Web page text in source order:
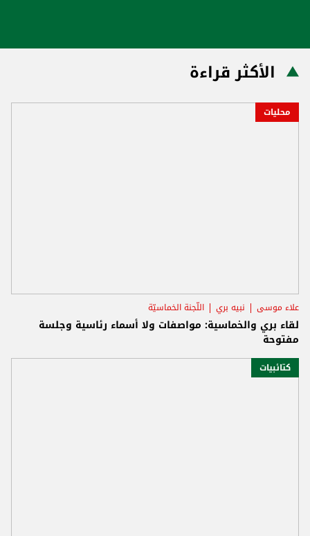
الأكثر قراءة
محليات
علاء موسى نبيه بري اللّجنة الخماسيّة
لقاء بري والخماسية: مواصفات ولا أسماء رئاسية وجلسة
مفتوحة
كتائبيات